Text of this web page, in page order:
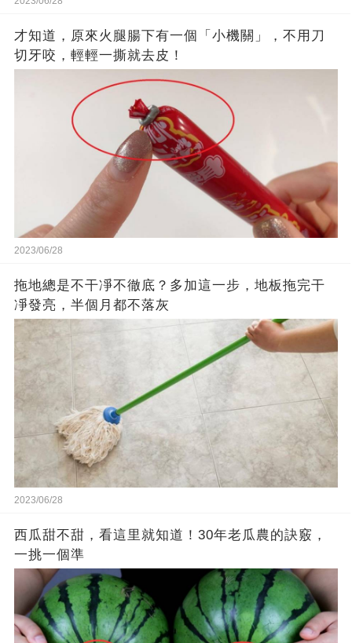
才知道，原來火腿腸下有一個「小機關」，不用刀
切牙咬，輕輕一撕就去皮！
2023/06/28
拖地總是不干凈不徹底？多加這一步，地板拖完干
凈發亮，半個月都不落灰
2023/06/28
西瓜甜不甜，看這里就知道！30年老瓜農的訣竅，
一挑一個準